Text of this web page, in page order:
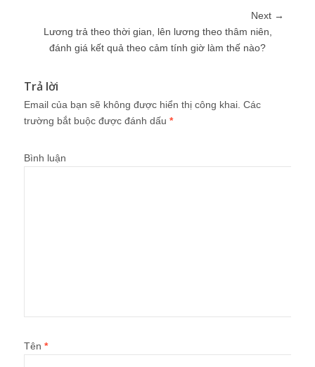
Next →
Lương trả theo thời gian, lên lương theo thâm niên,
đánh giá kết quả theo cảm tính giờ làm thế nào?
Trả lời
Email của bạn sẽ không được hiển thị công khai. Các
trường bắt buộc được đánh dấu *
Bình luận
Tên *